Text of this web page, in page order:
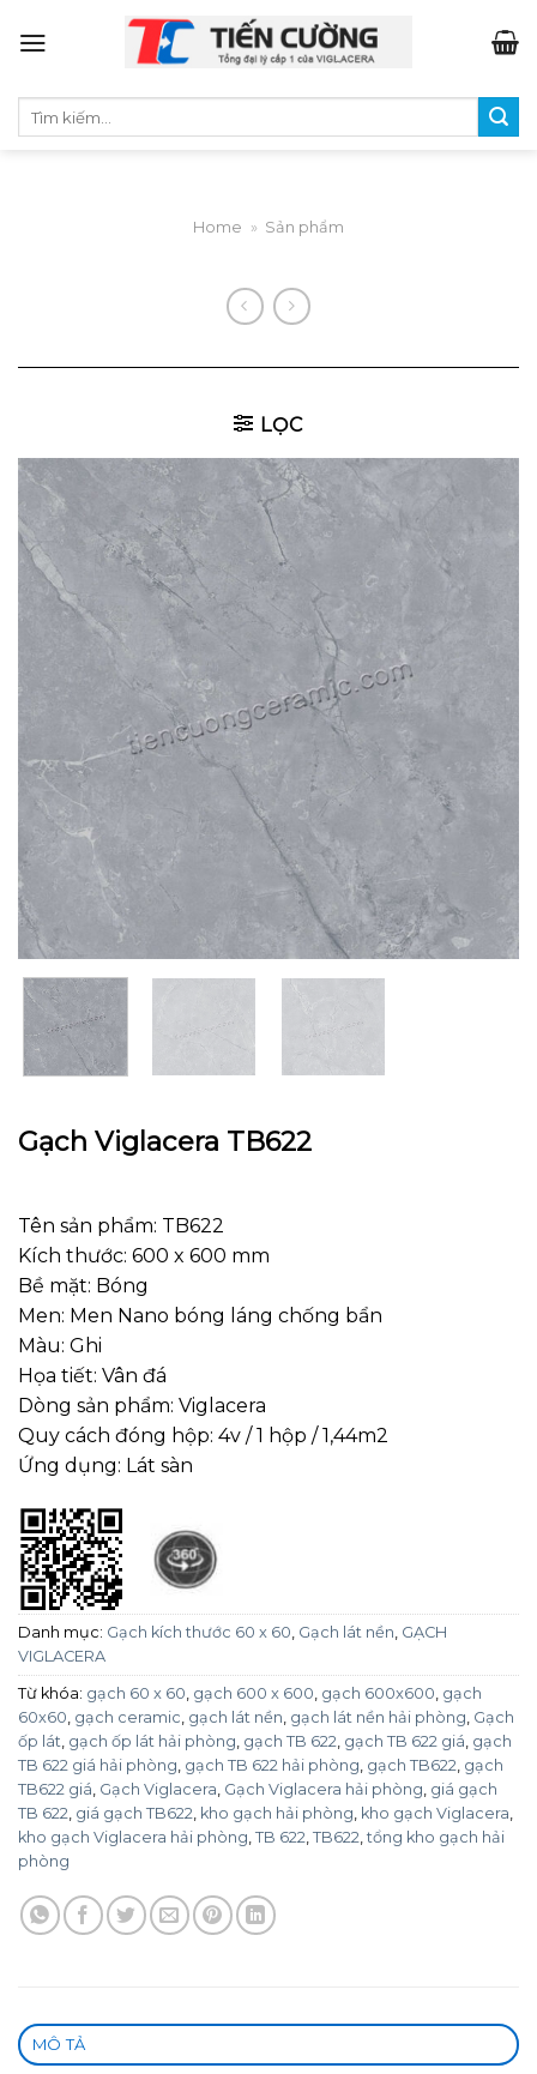
Home » Sản phẩm
LỌC
Gạch Viglacera TB622
Tên sản phẩm: TB622
Kích thước: 600 x 600 mm
Bề mặt: Bóng
Men: Men Nano bóng láng chống bẩn
Màu: Ghi
Họa tiết: Vân đá
Dòng sản phẩm: Viglacera
Quy cách đóng hộp: 4v / 1 hộp / 1,44m2
Ứng dụng: Lát sàn
Danh mục: Gạch kích thước 60 x 60 Gạch lát nền GẠCH
VIGLACERA
Từ khóa: gạch 60 x 60 gạch 600 x 600 gạch 600x600 gạch
60x60 gạch ceramic gạch lát nền gạch lát nền hải phòng Gạch
ốp lát gạch ốp lát hải phòng gạch TB 622 gạch TB 622 giá gạch
TB 622 giá hải phòng gạch TB 622 hải phòng gạch TB622 gạch
TB622 giá Gạch Viglacera Gạch Viglacera hải phòng giá gạch
TB 622 giá gạch TB622 kho gạch hải phòng kho gạch Viglacera
kho gạch Viglacera hải phòng TB 622 TB622 tổng kho gạch hải
phòng
MÔ TẢ